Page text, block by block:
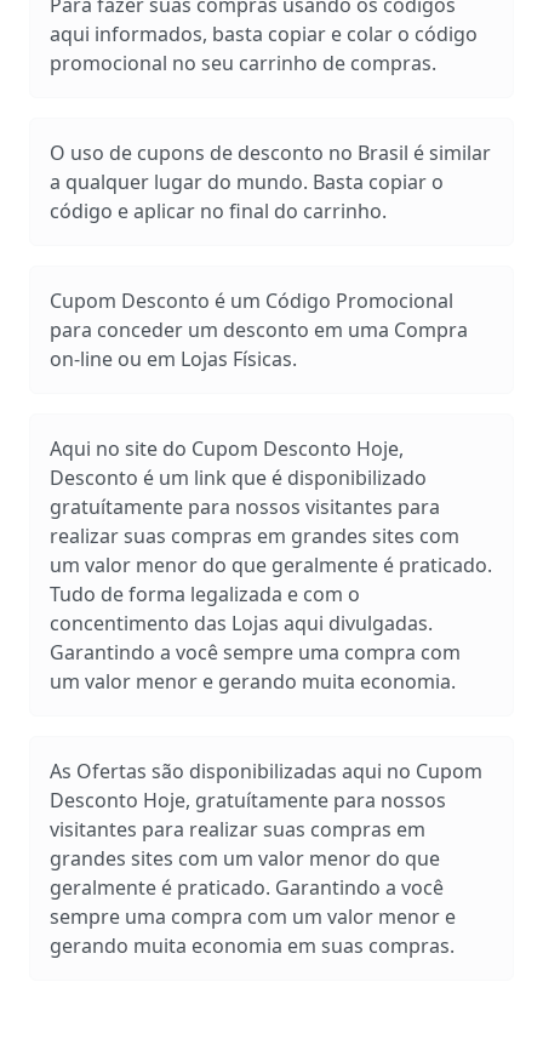
aqui informados, basta copiar e colar o código
promocional no seu carrinho de compras.
O uso de cupons de desconto no Brasil é similar
a qualquer lugar do mundo. Basta copiar o
código e aplicar no final do carrinho.
Cupom Desconto é um Código Promocional
para conceder um desconto em uma Compra
on-line ou em Lojas Físicas.
Aqui no site do Cupom Desconto Hoje,
Desconto é um link que é disponibilizado
gratuítamente para nossos visitantes para
realizar suas compras em grandes sites com
um valor menor do que geralmente é praticado.
Tudo de forma legalizada e com o
concentimento das Lojas aqui divulgadas.
Garantindo a você sempre uma compra com
um valor menor e gerando muita economia.
As Ofertas são disponibilizadas aqui no Cupom
Desconto Hoje, gratuítamente para nossos
visitantes para realizar suas compras em
grandes sites com um valor menor do que
geralmente é praticado. Garantindo a você
sempre uma compra com um valor menor e
gerando muita economia em suas compras.